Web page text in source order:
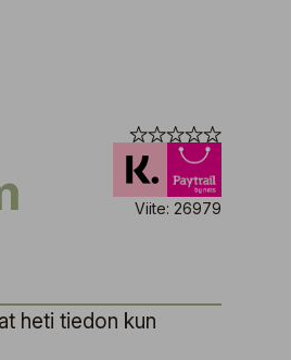
Viite: 26979
heti tiedon kun